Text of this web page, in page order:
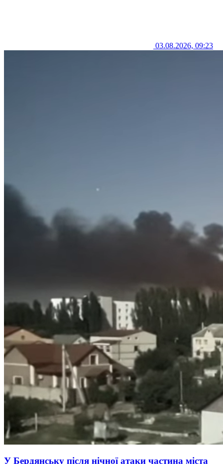
03.08.2026, 09:23
У Бердянську після нічної атаки частина міста